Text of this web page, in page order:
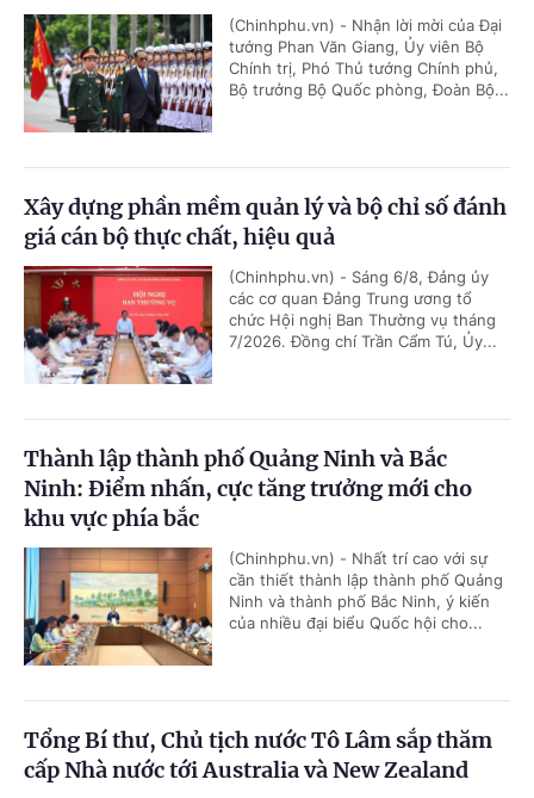
(Chinhphu.vn) - Nhận lời mời của Đại
tướng Phan Văn Giang, Ủy viên Bộ
Chính trị, Phó Thủ tướng Chính phủ,
Bộ trưởng Bộ Quốc phòng, Đoàn Bộ...
Xây dựng phần mềm quản lý và bộ chỉ số đánh
giá cán bộ thực chất, hiệu quả
(Chinhphu.vn) - Sáng 6/8, Đảng ủy
các cơ quan Đảng Trung ương tổ
chức Hội nghị Ban Thường vụ tháng
7/2026. Đồng chí Trần Cẩm Tú, Ủy...
Thành lập thành phố Quảng Ninh và Bắc
Ninh: Điểm nhấn, cực tăng trưởng mới cho
khu vực phía bắc
(Chinhphu.vn) - Nhất trí cao với sự
cần thiết thành lập thành phố Quảng
Ninh và thành phố Bắc Ninh, ý kiến
của nhiều đại biểu Quốc hội cho...
Tổng Bí thư, Chủ tịch nước Tô Lâm sắp thăm
cấp Nhà nước tới Australia và New Zealand